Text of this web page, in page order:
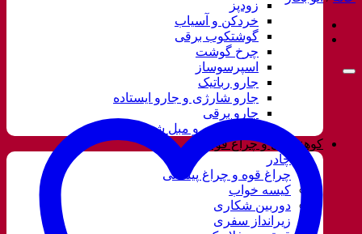
زودپز
خردکن و آسیاب
گوشتکوب برقی
چرخ گوشت
اسپرسوساز
جارو رباتیک
جارو شارژی و جارو ایستاده
جارو برقی
فرش شور و مبل شور
کوهنوردی و چراغ قوه
چادر
چراغ قوه و چراغ پیشانی
کیسه خواب
دوربین شکاری
زیرانداز سفری